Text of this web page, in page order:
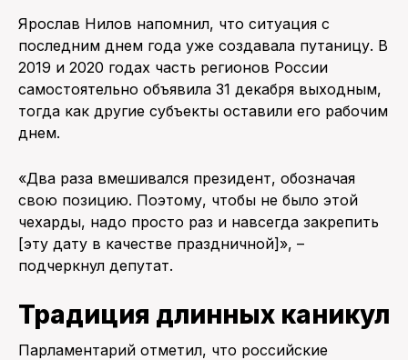
Ярослав Нилов напомнил, что ситуация с
последним днем года уже создавала путаницу. В
2019 и 2020 годах часть регионов России
самостоятельно объявила 31 декабря выходным,
тогда как другие субъекты оставили его рабочим
днем.
«Два раза вмешивался президент, обозначая
свою позицию. Поэтому, чтобы не было этой
чехарды, надо просто раз и навсегда закрепить
[эту дату в качестве праздничной]», –
подчеркнул депутат.
Традиция длинных каникул
Парламентарий отметил, что российские